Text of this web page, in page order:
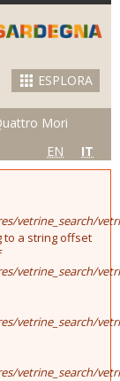
ESPLORA
Mori
EN
IT
vetrine_search/
to a string offset
vetrine_search/
vetrine_search/
vetrine_search/